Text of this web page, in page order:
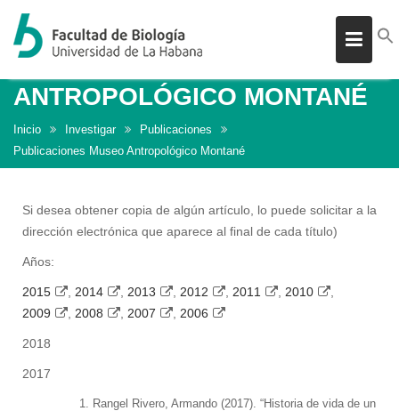
Skip
content
ANTROPOLÓGICO MONTANÉ
Inicio Investigar
Publicaciones
Publicaciones Museo Antropológico Montané
Si desea obtener copia de algún artículo, lo puede solicitar a la
dirección electrónica que aparece al final de cada título)
Años:
2015 2014 2013 2012 2011 2010
2009
2008 2007 2006
2018
2017
Rangel Rivero, Armando (2017). “Historia de vida de un